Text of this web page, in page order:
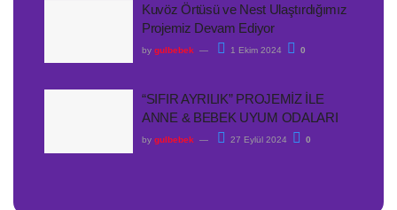
Kuvöz Örtüsü ve Nest Ulaştırdığımız
Projemiz Devam Ediyor
by gulbebek 1 Ekim 2024 0
“SIFIR AYRILIK” PROJEMİZ İLE
ANNE & BEBEK UYUM ODALARI
by gulbebek 27 Eylül 2024 0